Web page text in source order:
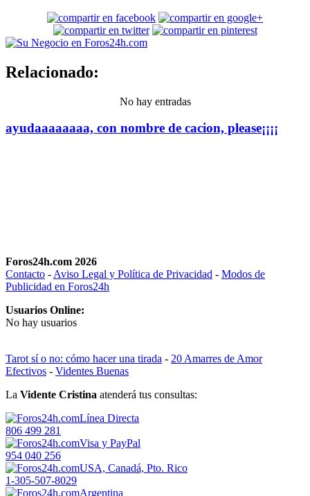
Relacionado:
No hay entradas
ayudaaaaaaaa, con nombre de cacion, please¡¡¡¡
Foros24h.com 2026
Contacto - Aviso Legal y Política de Privacidad - Modos de
Publicidad en Foros24h
Usuarios Online:
No hay usuarios
Tarot sí o no: cómo hacer una tirada - 20 Amarres de Amor
Efectivos - Videntes Buenas
La Vidente Cristina atenderá tus consultas:
Línea Directa
806 499 281
Visa y PayPal
954 040 256
USA, Canadá, Pto. Rico
1-305-507-8029
Argentina